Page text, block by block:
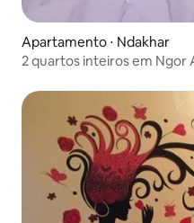
Apartamento ⋅ Ndakhar
2 quartos inteiros em Ngor